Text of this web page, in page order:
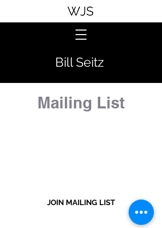
Bill Seitz
Mailing List
JOIN MAILING LIST